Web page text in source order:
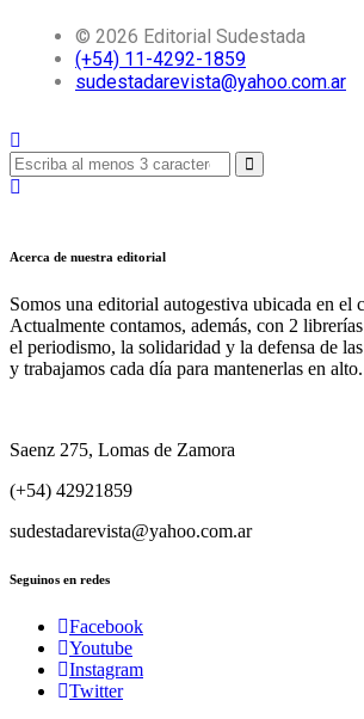
© 2026 Editorial Sudestada
(+54) 11-4292-1859
sudestadarevista@yahoo.com.ar
Acerca de nuestra editorial
Somos una editorial autogestiva ubicada en el
Actualmente contamos, además, con 2
el periodismo, la solidaridad y la defensa de
y trabajamos cada día para mantenerlas en alto.
Saenz 275, Lomas de Zamora
(+54) 42921859
sudestadarevista@yahoo.com.ar
Seguinos en redes
Facebook
Youtube
Instagram
Twitter